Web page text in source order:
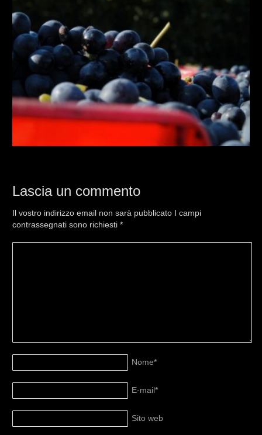
Lascia un commento
Il vostro indirizzo email non sarà pubblicato I campi
contrassegnati sono richiesti*
Nome*
E-mail*
Sito web